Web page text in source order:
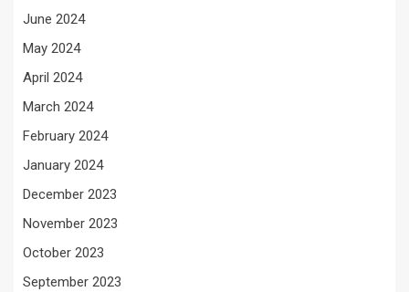
June 2024
May 2024
April 2024
March 2024
February 2024
January 2024
December 2023
November 2023
October 2023
September 2023